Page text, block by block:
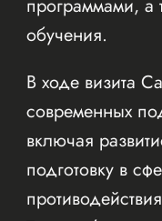
программами, а
обучения.
В ходе визита
современных
включая
подготовку в